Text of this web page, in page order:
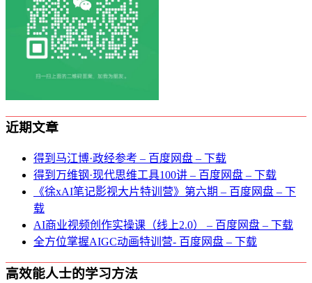
近期文章
得到马江博·政经参考 – 百度网盘 – 下载
得到万维钢·现代思维⼯具100讲 – 百度网盘 – 下载
《徐xAI笔记影视大片特训营》第六期 – 百度网盘 – 下
载
AI商业视频创作实操课（线上2.0） – 百度网盘 – 下载
全方位掌握AIGC动画特训营- 百度网盘 – 下载
高效能人士的学习方法